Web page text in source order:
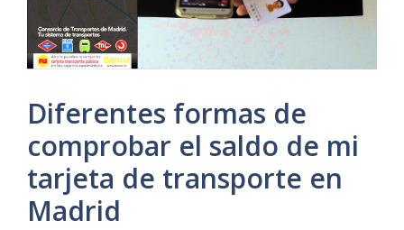
Diferentes formas de
comprobar el saldo de mi
tarjeta de transporte en
Madrid